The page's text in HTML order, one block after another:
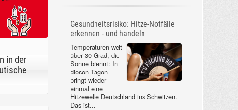
in der
Gesundheitsrisiko: Hitze-Notfälle
erkennen - und handeln
Temperaturen weit
über 30 Grad, die
Sonne brennt: In
diesen Tagen
bringt wieder
einmal eine
Hitzewelle Deutschland ins Schwitzen.
Das ist...